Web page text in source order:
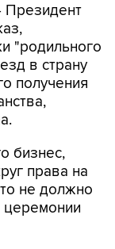
Президент
"родильного
в страну
получения
бизнес,
права на
не должно
церемонии